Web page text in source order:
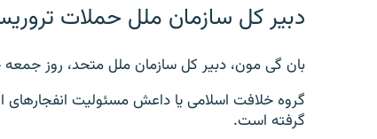
انتخاب کنید و بشنوید
برنامه‌های رادیویی
فرکانس‌ها
چندرسانه‌ای
گزارش‌های تصویری
دبير کل سازمان ملل حملات
بان گی مون،‌ دبير کل سازمان ملل متحد،‌ روز
گروه خلافت اسلامی يا داعش مسئوليت
گرفته است.